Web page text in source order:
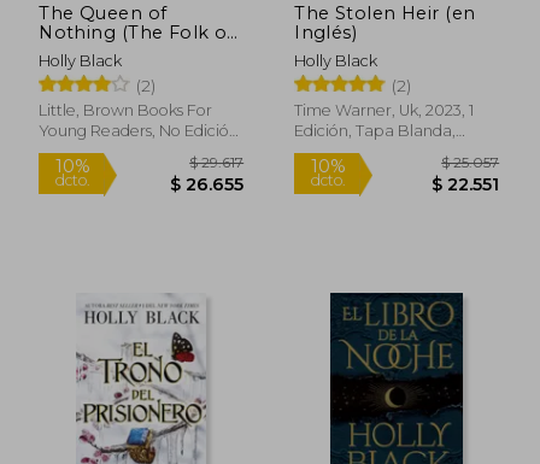
The Queen of
Nothing (The Folk of
the air (3)) (en Inglés)
Holly Black
(2)
Little, Brown Books For
Young Readers, No Edición,
Tapa Blanda, Nuevo
The Stolen Heir (en
Inglés)
Holly Black
(2)
Time Warner, Uk, 2023, 1
Edición, Tapa Blanda,
Nuevo